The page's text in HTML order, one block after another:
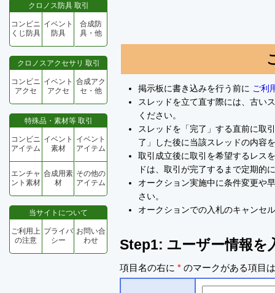
クロノス防具 取引
コンビニ
くじ防具
イベント
防具
合成防
具・他
クロノスアクセサリ 取引
コンビニ
アクセ
イベント
アクセ
合成アク
セ・他
特殊品・素材等 取引
コンビニ
アイテム
イベント
素材
イベント
アイテム
エンチャ
ント素材
合成用素
材
その他の
アイテム
当サイトについて
ご利用上
の注意
プライバ
シー
お問い合
わせ
掲示板に書き込みを行う前に ご利
スレッドを立て直す際には、古い
ください。
スレッドを「完了」する直前に取
了」した後に当該スレッドの内容
取引成立後に取引を希望するレス
ドは、取引が完了するまで定期的
オークション実施中に条件変更や
さい。
オークションでの入札のキャンセ
Step1: ユーザー情報を
項目名の右に * のマークがある項目